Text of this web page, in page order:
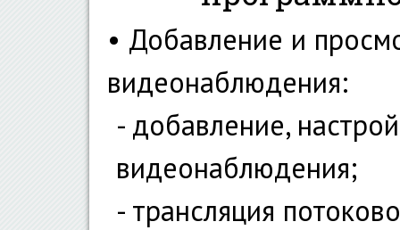
• Добавление и
видеонаблюдения:
- добавление,
видеонаблюдения;
- трансляция